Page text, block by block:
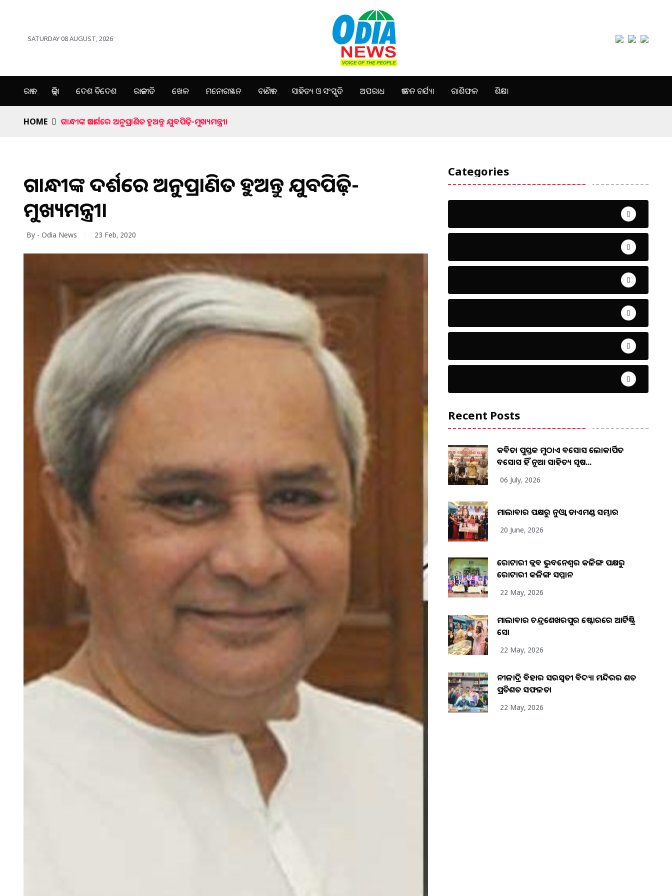
SATURDAY 08 AUGUST, 2026
ରାଜ୍ୟ ଜିଲ୍ଲା ଦେଶ ବିଦେଶ ରାଜନୀତି ଖେଳ ମନୋରଞ୍ଜନ ବାଣିଜ୍ୟ ସାହିତ୍ୟ ଓ ସଂସ୍କୃତି ଅପରାଧ ଜୀବନ ଚର୍ଯ୍ୟା ରାଶିଫଳ ଶିକ୍ଷା
HOME ଗାନ୍ଧୀଙ୍କ ଆଦର୍ଶରେ ଅନୁପ୍ରାଣିତ ହୁଅନ୍ତୁ ଯୁବପିଢ଼ି-ମୁଖ୍ୟମନ୍ତ୍ରୀ।
ଗାନ୍ଧୀଙ୍କ ଆଦର୍ଶରେ ଅନୁପ୍ରାଣିତ ହୁଅନ୍ତୁ ଯୁବପିଢ଼ି-
ମୁଖ୍ୟମନ୍ତ୍ରୀ।
By - Odia News 23 Feb, 2020
Categories
Recent Posts
କବିତା ପୁସ୍ତକ ମୁଠାଏ ଅବସୋସ ଲୋକାର୍ପିତ
ଅବସୋସ ହିଁ ନୂଆ ସାହିତ୍ୟ ସୃଷ...
06 July, 2026
ମାଲାବାର ପକ୍ଷରୁ ନୁଓ୍ବା ଡାଏମଣ୍ଡ ସମ୍ଭାର
20 June, 2026
ରୋଟାରୀ କ୍ଲବ ଭୁବନେଶ୍ୱର କଳିଙ୍ଗ ପକ୍ଷରୁ
ରୋଟାରୀ କଳିଙ୍ଗ ସମ୍ମାନ
22 May, 2026
ମାଲାବାର ଚନ୍ଦ୍ରଶେଖରପୁର ଷ୍ଟୋରରେ ଆର୍ଟିଷ୍ଟ୍ରି
ସୋ
22 May, 2026
ନୀଳାଦ୍ରି ବିହାର ସରସ୍ୱତୀ ବିଦ୍ୟା ମନ୍ଦିରର ଶତ
ପ୍ରତିଶତ ସଫଳତା
22 May, 2026